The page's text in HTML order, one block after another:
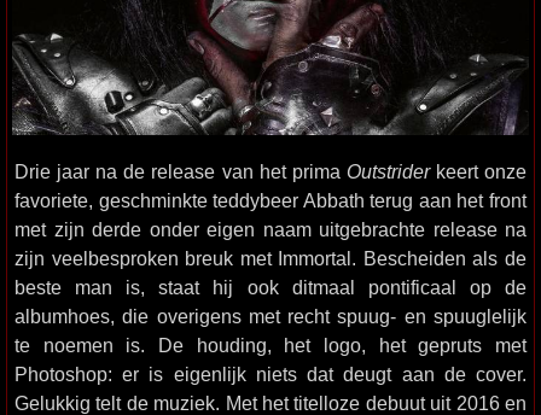
Drie jaar na de release van het prima Outstriderkeert onze
favoriete, geschminkte teddybeer Abbath terug aan het front
met zijn derde onder eigen naam uitgebrachte release na
zijn veelbesproken breuk met Immortal. Bescheiden als de
beste man is, staat hij ook ditmaal pontificaal op de
albumhoes, die overigens met recht spuug- en spuuglelijk
te noemen is. De houding, het logo, het gepruts met
Photoshop: er is eigenlijk niets dat deugt aan de cover.
Gelukkig telt de muziek. Met het titelloze debuut uit 2016 en